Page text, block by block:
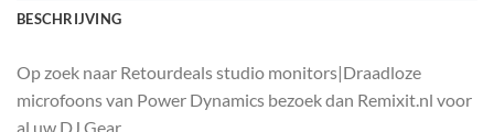
BESCHRIJVING
Op zoek naar Retourdeals studio monitors|Draadloze
microfoons van Power Dynamics bezoek dan Remixit.nl voor
al uw DJ Gear